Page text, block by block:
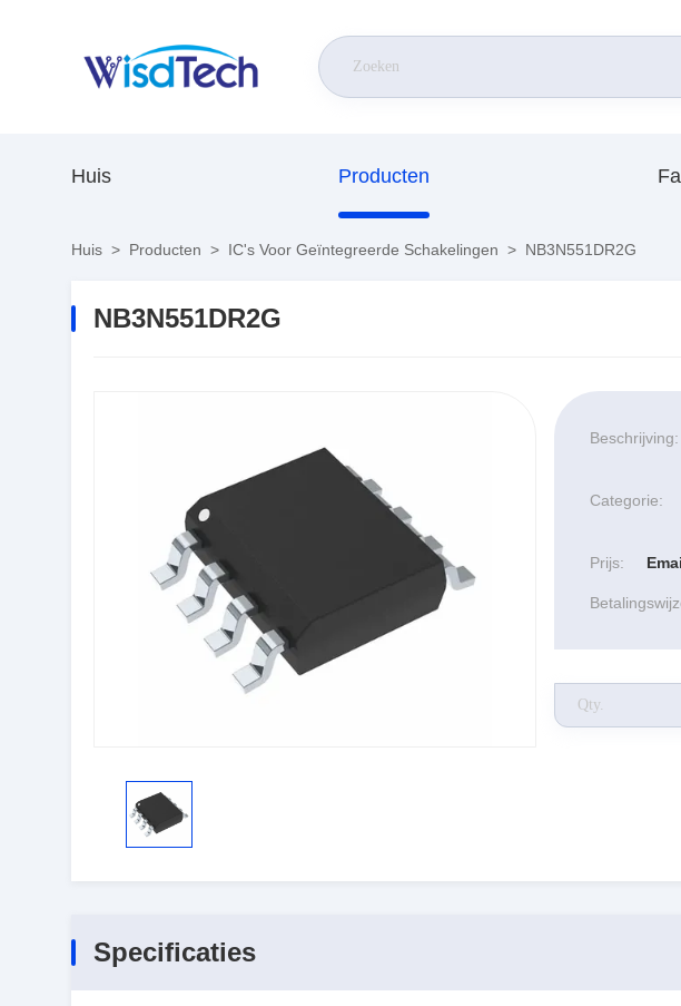
Huis Producten
Huis > Producten > IC's Voor Geïntegreerde Schakelingen > NB3N551DR2G
NB3N551DR2G
Beschrijving:
Categorie:
Prijs:
Specificaties